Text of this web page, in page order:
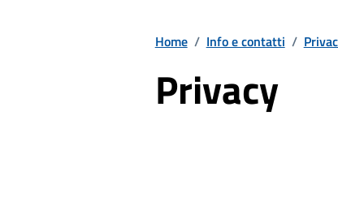
Home / Info e contatti /
Privacy